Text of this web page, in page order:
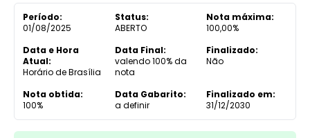
Período:
01/08/2025
Status:
ABERTO
Nota máxima:
100,00%
Data e Hora
Atual:
Horário de Brasília
Data Final:
valendo 100% da
nota
Finalizado:
Não
Nota obtida:
100%
Data Gabarito:
a definir
Finalizado em:
31/12/2030